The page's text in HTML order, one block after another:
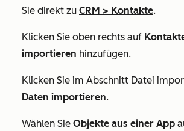
Sie direkt zu CRM > Kontakte.
Klicken Sie oben rechts auf
importieren hinzufügen.
Klicken Sie im Abschnitt Datei
Daten importieren.
Wählen Sie Objekte aus einer App